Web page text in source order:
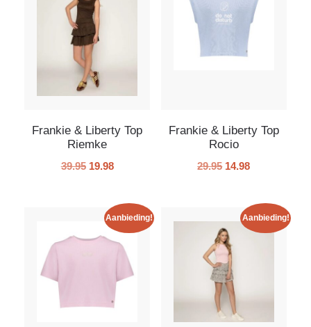
Frankie & Liberty Top
Riemke
39.95 19.98
Frankie & Liberty Top
Rocio
29.95 14.98
Aanbieding! Aanbieding!